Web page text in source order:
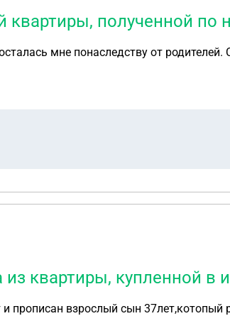
полученной по
мне понаследству от
квартиры, купленной в
прописан взрослый сын 37лет,котопый